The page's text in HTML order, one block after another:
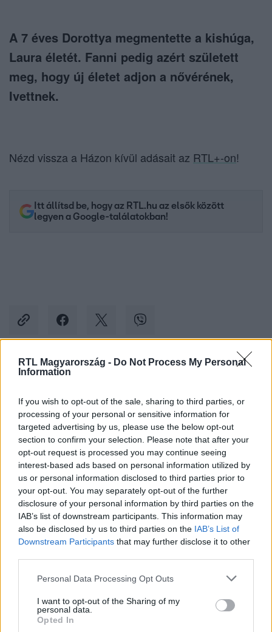
RTL Magyarország - Do Not Process My Personal
Information
If you wish to opt-out of the sale, sharing to third parties, or
processing of your personal or sensitive information for
targeted advertising by us, please use the below opt-out
section to confirm your selection. Please note that after your
opt-out request is processed you may continue seeing
interest-based ads based on personal information utilized by
us or personal information disclosed to third parties prior to
your opt-out. You may separately opt-out of the further
disclosure of your personal information by third parties on the
IAB’s list of downstream participants. This information may
also be disclosed by us to third parties on the IAB’s List of
Downstream Participants that may further disclose it to other
Please note that this website/app uses one or more Google
not limited to your visit or usage behaviour. You may click to
grant or deny consent to Google and its third-party tags to
use your data for below specified purposes in below Google
Personal Data Processing Opt Outs
I want to opt-out of the Sharing of my
personal data.
Opted In
A 7 éves Dorottya megmentette a kishúga,
Laura életét. Fanni pedig azért született
meg, hogy új életet adjon a nővérének,
Ivettnek.
Nézd vissza a Házon kívül adásait az RTL+-on!
Itt állítsd be, hogy az RTL.hu az elsők között
legyen a Google-találatokban!
Kövess minket, és értesülj a friss hírekről a
Követem
#HÁZON KÍVÜL #RTL #RTL KLUB
ADÁSRÉSZLETEK ELŐZETESEK TESTVÉR
#GYÓGYÍTÁS #ŐSSEJT #ÉLETMENTÉS